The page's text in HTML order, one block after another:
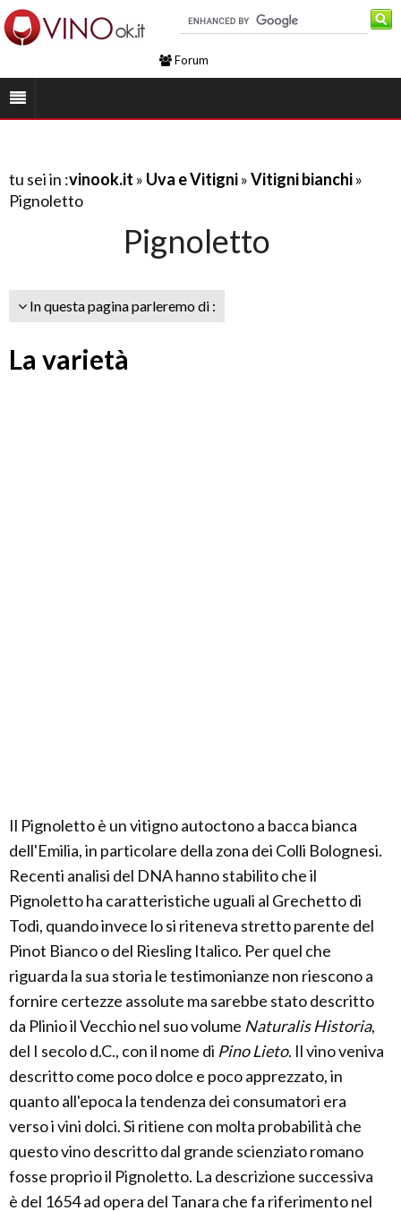
Forum
tu sei in :vinook.it » Uva e Vitigni»Vitigni bianchi»
Pignoletto
Pignoletto
In questa pagina parleremo di :
La varietà
Il Pignoletto è un vitigno autoctono a bacca bianca
dell'Emilia, in particolare della zona dei Colli Bolognesi.
Recenti analisi del DNA hanno stabilito che il
Pignoletto ha caratteristiche uguali al Grechetto di
Todi, quando invece lo si riteneva stretto parente del
Pinot Bianco o del Riesling Italico. Per quel che
riguarda la sua storia le testimonianze non riescono a
fornire certezze assolute ma sarebbe stato descritto
da Plinio il Vecchio nel suo volume Naturalis Historia,
del I secolo d.C., con il nome di Pino Lieto. Il vino veniva
descritto come poco dolce e poco apprezzato, in
quanto all'epoca la tendenza dei consumatori era
verso i vini dolci. Si ritiene con molta probabilità che
questo vino descritto dal grande scienziato romano
fosse proprio il Pignoletto. La descrizione successiva
è del 1654 ad opera del Tanara che fa riferimento nel